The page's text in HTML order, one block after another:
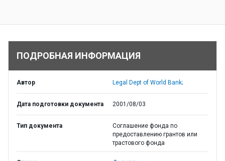
ПОДРОБНАЯ ИНФОРМАЦИЯ
Автор Legal Dept of World Bank;
Дата подготовки документа 2001/08/03
Тип документа
Соглашение фонда по
предоставлению грантов или
трастового фонда